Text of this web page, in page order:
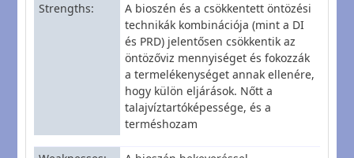
Strengths
A bioszén és a csökkentett öntözési
technikák kombinációja (mint a DI
és PRD) jelentősen csökkentik az
öntözőviz mennyiséget és fokozzák
a termelékenységet annak ellenére,
hogy külön eljárások. Nőtt a
talajvíztartóképessége, és a
terméshozam